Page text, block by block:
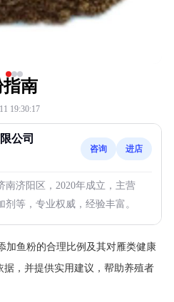
南
19:30:17
公司
咨询 进店
南济阳区，2020年成立，主营
等，专业权威，经验丰富。
加鱼粉的合理比例及其对雁类健康
据，并提供实用建议，帮助养殖者